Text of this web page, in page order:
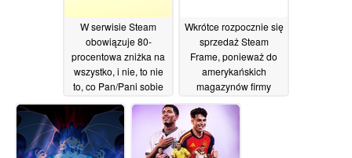
W serwisie Steam
obowiązuje 80-
procentowa zniżka na
wszystko, i nie, to nie
to, co Pan/Pani sobie
13/06/2026
Wkrótce rozpocznie się
sprzedaż Steam
Frame, ponieważ do
amerykańskich
magazynów firmy
więcej dostaw